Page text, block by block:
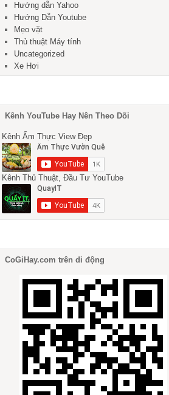
Hướng dẫn Yahoo
Hướng Dẫn Youtube
Mẹo vặt
Thủ thuật Máy tính
Uncategorized
Xe Hơi
Kênh YouTube Hay Nên Theo Dõi
Kênh Ẩm Thực View Đẹp
Kênh Thủ Thuật, Đầu Tư YouTube
CoGiHay.com trên di động